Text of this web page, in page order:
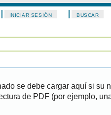
INICIAR SESIÓN BUSCAR
se debe cargar aquí si su
de PDF (por ejemplo,